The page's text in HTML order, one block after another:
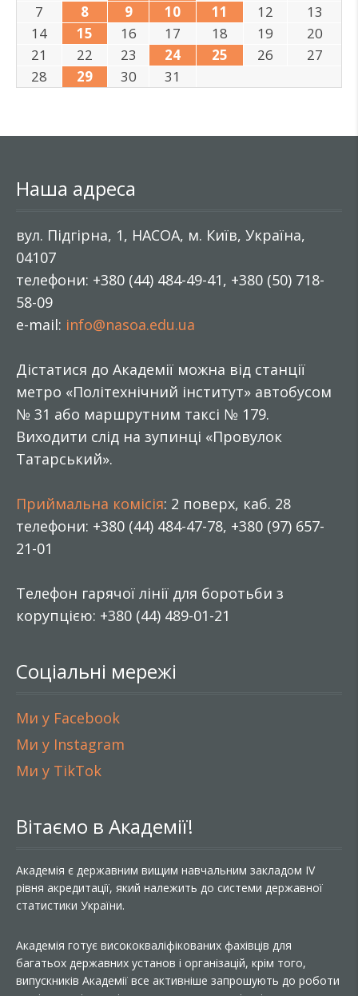
7
8 9 10 11 12
13
14
15 16 17 18 19
20
21
22 23 24 25 26
27
28
29 30 31
Наша адреса
вул. Підгірна, 1, НАСОА, м. Київ, Україна,
04107
телефони: +380 (44) 484-49-41, +380 (50) 718-
58-09
e-mail: info@nasoa.edu.ua
Дістатися до Академії можна від станції
метро «Політехнічний інститут» автобусом
№ 31 або маршрутним таксі № 179.
Виходити слід на зупинці «Провулок
Татарський».
Приймальна комісія: 2 поверх, каб. 28
телефони: +380 (44) 484-47-78, +380 (97) 657-
21-01
Телефон гарячої лінії для боротьби з
корупцією: +380 (44) 489-01-21
Соціальні мережі
Ми у Facebook
Ми у Instagram
Ми у TikTok
Вітаємо в Академії!
Академія є державним вищим навчальним закладом IV
рівня акредитації, який належить до системи державної
статистики України.
Академія готує висококваліфікованих фахівців для
багатьох державних установ і організацій, крім того,
випускників Академії все активніше запрошують до роботи